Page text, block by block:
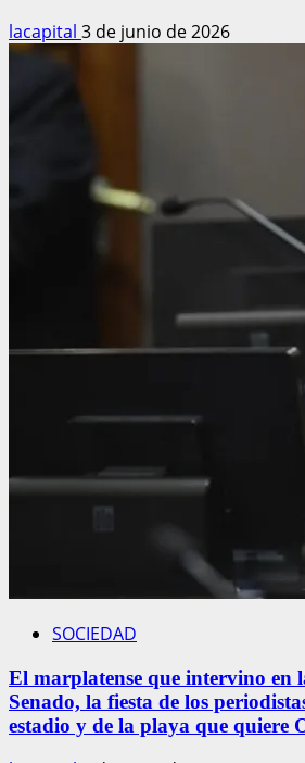
lacapital 3 de junio de 2026
SOCIEDAD
El marplatense que intervino en
Senado, la fiesta de los
estadio y de la playa que quiere